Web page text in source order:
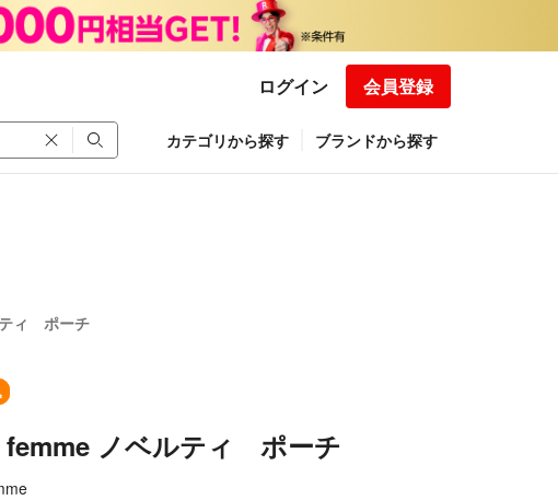
ログイン 会員登録
カテゴリから探す ブランドから探す
ィ ポーチ
femme ノベルティ ポーチ